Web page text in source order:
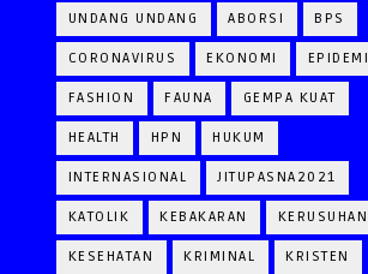
UNDANG UNDANG ABORSI BPS
CORONAVIRUS EKONOMI EPIDEMI
FASHION FAUNA GEMPA KUAT
HEALTH HPN HUKUM
INTERNASIONAL JITUPASNA2021
KATOLIK KEBAKARAN KERUSUHAN
KESEHATAN KRIMINAL KRISTEN